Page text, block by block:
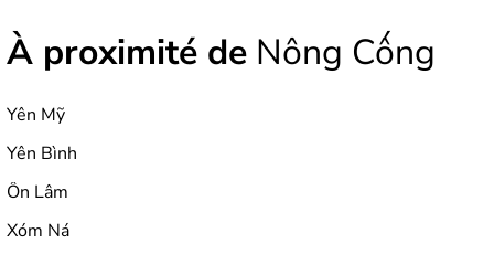
À proximité de Nông Cống
Yên Mỹ
Yên Bình
Ôn Lâm
Xóm Ná